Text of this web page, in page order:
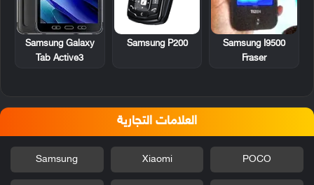
Samsung I9500
Fraser
Samsung P200
Samsung Galaxy
Tab Active3
العلامات التجارية
POCO
Xiaomi
Samsung